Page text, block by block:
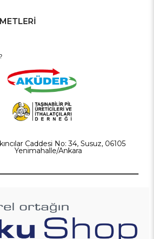
Caddesi No: 34, Susuz, 06105
Yenimahalle/Ankara